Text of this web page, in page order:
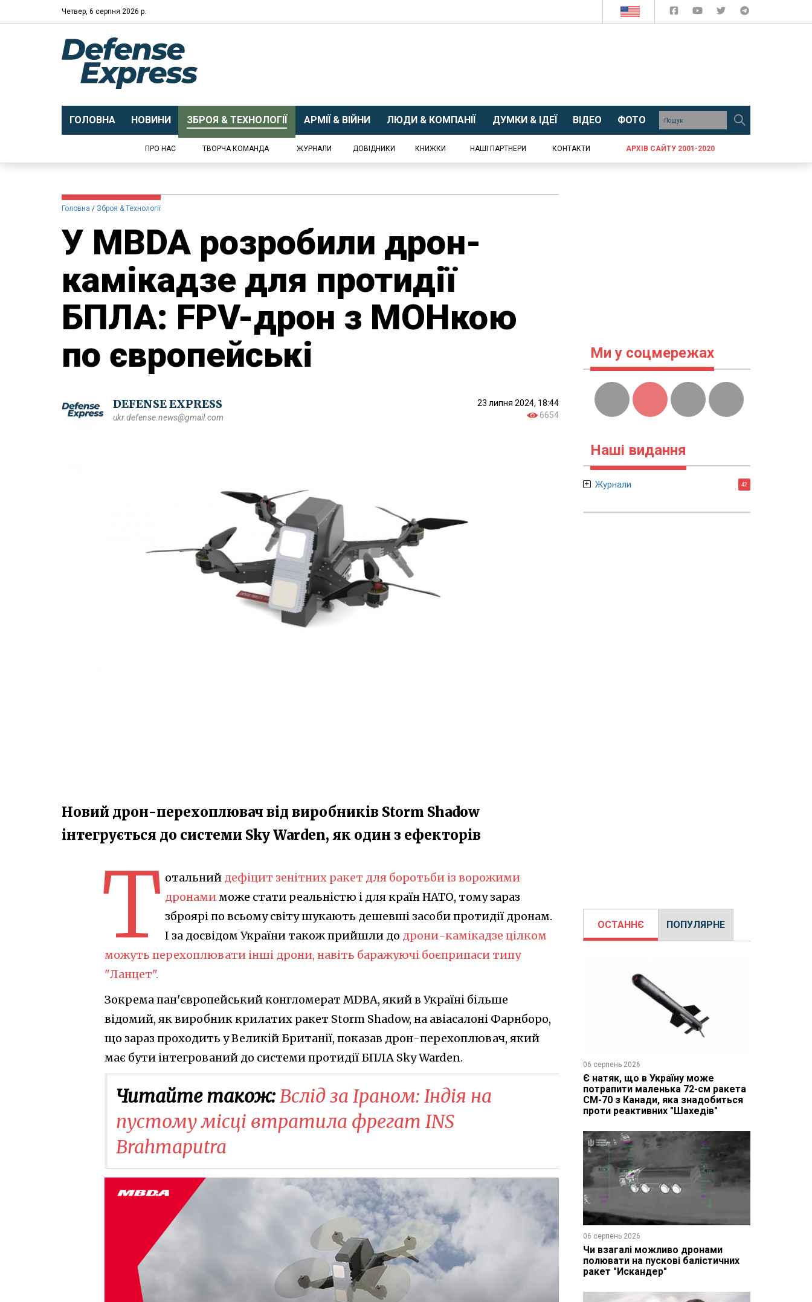
Четвер, 6 серпня 2026 р.
ГОЛОВНА НОВИНИ ЗБРОЯ & ТЕХНОЛОГІЇ АРМІЇ & ВІЙНИ ЛЮДИ & КОМПАНІЇ ДУМКИ & ІДЕЇ ВІДЕО ФОТО
ПРО НАС ТВОРЧА КОМАНДА ЖУРНАЛИ ДОВІДНИКИ КНИЖКИ НАШІ ПАРТНЕРИ КОНТАКТИ АРХІВ САЙТУ 2001-2020
Головна Зброя & Технології
У MBDA розробили дрон-
камікадзе для протидії
БПЛА: FPV-дрон з МОНкою
по європейські
DEFENSE EXPRESS
ukr.defense.news@gmail.com
23 липня 2024, 18:44
6654
Новий дрон-перехоплювач від виробників Storm Shadow
інтегрується до системи Sky Warden, як один з ефекторів
Т отальний дефіцит зенітних ракет для боротьби із ворожими
дронами може стати реальністю і для країн НАТО, тому зараз
зброярі по всьому світу шукають дешевші засоби протидії дронам.
І за досвідом України також прийшли до дрони-камікадзе цілком
можуть перехоплювати інші дрони, навіть баражуючі боєприпаси типу
"Ланцет".
Зокрема пан'європейський конгломерат MDBA, який в Україні більше
відомий, як виробник крилатих ракет Storm Shadow, на авіасалоні Фарнборо,
що зараз проходить у Великій Британії, показав дрон-перехоплювач, який
має бути інтегрований до системи протидії БПЛА Sky Warden.
Читайте також:Вслід за Іраном: Індія на
пустому місці втратила фрегат INS
Brahmaputra
Ми у соцмережах
Наші видання
Журнали 42
ОСТАННЄ ПОПУЛЯРНЕ
06 серпень 2026
Є натяк, що в Україну може
потрапити маленька 72-см ракета
CM-70 з Канади, яка знадобиться
проти реактивних "Шахедів"
06 серпень 2026
Чи взагалі можливо дронами
полювати на пускові балістичних
ракет "Искандер"